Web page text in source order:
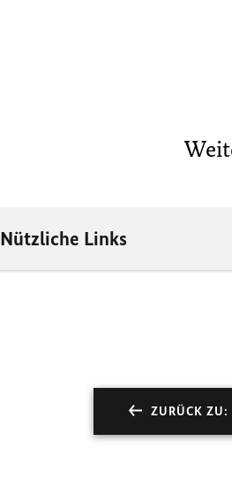
Nützliche Links
ZURÜCK ZU: